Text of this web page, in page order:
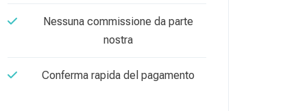
Nessuna commissione da parte
nostra
Conferma rapida del pagamento